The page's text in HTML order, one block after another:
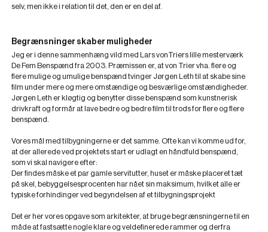
selv, men ikke i relation til det, den er en del af.
Begrænsninger skaber muligheder
Jeg er i denne sammenhæng vild med Lars vonTriers lille mesterværk
De Fem Benspænd fra 2003. Præmissen er, at von Trier vha. flere og
flere mulige og umulige benspænd tvinger Jørgen Leth til at skabe sine
film under mere og mere omstændige og besværlige omstændigheder.
Jørgen Leth er kløgtig og benytter disse benspænd som kunstnerisk
drivkraft og formår at lave bedre og bedre film til trods for flere og flere
benspænd.
Vores mål med tilbygningerne er det samme. Ofte kan vi komme ud for,
at der allerede ved projektets start er udlagt en håndfuld benspænd,
som vi skal navigere efter:
Der findes måske et par gamle servitutter, huset er måske placeret tæt
på skel, bebyggelsesprocenten har nået sin maksimum, hvilket alle er
typiske forhindinger ved begyndelsen af et tilbygningsprojekt
Det er her vores opgave som arkitekter, at bruge begrænsningerne til en
måde at fastsætte nogle klare og veldefinerede rammer og derfra